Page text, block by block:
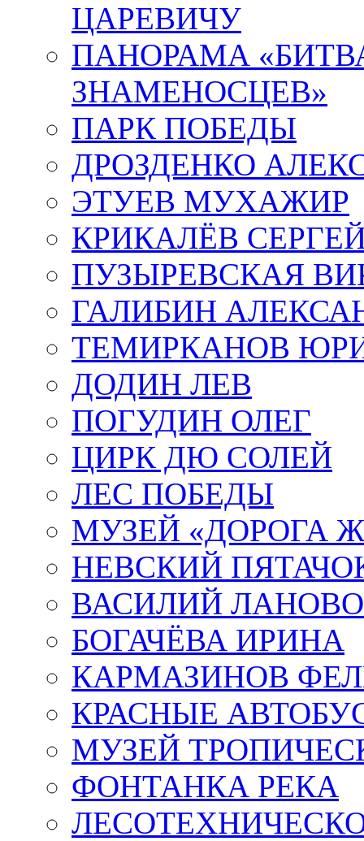
ЦАРЕВИЧУ
ПАНОРАМА
ЗНАМЕНОСЦЕВ»
ПАРК ПОБЕДЫ
ДРОЗДЕНКО
ЭТУЕВ МУХАЖИР
КРИКАЛЁВ
ПУЗЫРЕВСКАЯ
ГАЛИБИН
ТЕМИРКАНОВ
ДОДИН ЛЕВ
ПОГУДИН ОЛЕГ
ЦИРК ДЮ СОЛЕЙ
ЛЕС ПОБЕДЫ
МУЗЕЙ «ДОРОГА
НЕВСКИЙ
ВАСИЛИЙ
БОГАЧЁВА ИРИНА
КАРМАЗИНОВ
КРАСНЫЕ
МУЗЕЙ
ФОНТАНКА РЕКА